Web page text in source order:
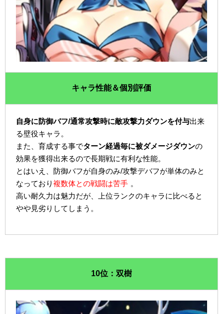
キャラ性能＆個別評価
自身に防御バフ/通常攻撃時に敵攻撃力ダウンを付与出来
る壁役キャラ。
また、育成する事でターン経過毎に被ダメージダウンの
効果を獲得出来るので長期戦に有利な性能。
とはいえ、防御バフが自身のみ/攻撃デバフが単体のみと
なっており複数体との戦闘は苦手 。
高い耐久力は魅力だが、上位ランクのキャラに比べると
やや見劣りしてしまう。
10位：双樹